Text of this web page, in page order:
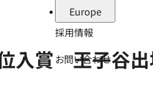
Europe
採用情報
お問い合わせ
入賞 王子谷出